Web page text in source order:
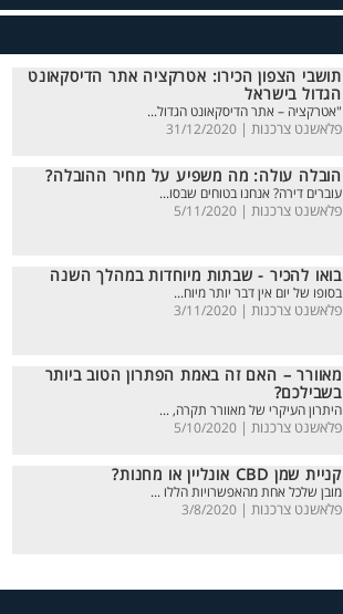
תושבי הצפון הכירו: אטרקציה אתר הדיסקאונט
הגדול בישראל
"אטרקציה – אתר הדיסקאונט הגדול...
פלאשנט צרכנות | 31/12/2020
הובלה עולה: מה משפיע על מחיר ההובלה?
עוברים דירה? אנחנו בטוחים שבסו...
פלאשנט צרכנות | 5/11/2020
בואו להכיר - שבתות מיוחדות במהלך השנה
בסופו של יום אין דבר יותר מיוח...
פלאשנט צרכנות | 3/11/2020
מאוורר – האם זה באמת הפתרון הטוב ביותר
בשבילכם?
היתרון העיקרי של מאוורר תקרה, ...
פלאשנט צרכנות | 5/10/2020
קניית שמן CBD אונליין או מחנות?
מובן שלכל אחת מהאפשרויות הללו ...
פלאשנט צרכנות | 3/8/2020